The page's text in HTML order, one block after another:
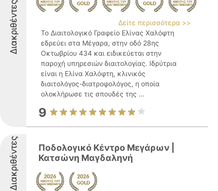
Διακριθέντες
Δείτε περισσότερα >>
Το Διαιτολογικό Γραφείο Ελίνας Χαλόφτη
εδρεύει στα Μέγαρα, στην οδό 28ης
Οκτωβρίου 434 και ειδικεύεται στην
παροχή υπηρεσιών διαιτολογίας. Ιδρύτρια
είναι η Ελίνα Χαλόφτη, κλινικός
διαιτολόγος-διατροφολόγος, η οποία
ολοκλήρωσε τις σπουδές της ...
9
Διακριθέντες
Ποδολογικό Κέντρο Μεγάρων |
Κατσώνη Μαγδαληνή